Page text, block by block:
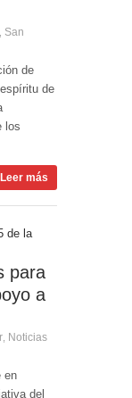
San
de
de
los
Leer más
para
a
Noticias
en
del